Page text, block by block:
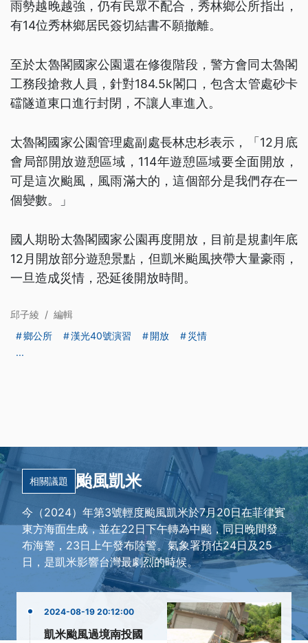
雨勢越晚越強，仍有民眾不配合，秀林鄉公所指出，
有14位秀林鄉居民簽切結書不願撤離。
至於太魯閣國家公園還在修復階段，警方會同太魯閣
工務段搶救人員，針對184.5k閣口，包含太管處砂卡
礑隧道東口進行封閉，不讓人車進入。
太魯閣國家公園管理處副處長林忠杉表示，「12月底
會局部開放遊憩區域，114年遊憩區域要全面開放，
可是這次颱風，風雨滿大的，這個部分是我們存在一
個變數。」
國人期盼太魯閣國家公園再度開放，目前是規劃年底
12月開放部分遊憩景點，但凱米颱風挾帶大量豪雨，
一旦造成災情，恐延後開放時間。
邱子綾 / 編輯
鄉公所
漢光40號演習 開放
災情
...
相關議題 颱風凱米
今（2024）年第3號輕度颱風凱米於7月20日在菲律賓
東方海面生成，並在22日下午轉為中颱，同日晚間發
布海警，23日上午發布陸警。氣象署預估24日及25
日，是凱米影響台灣最劇烈的時候。
2024-08-19 20:12:00
凱米颱風過境南投國